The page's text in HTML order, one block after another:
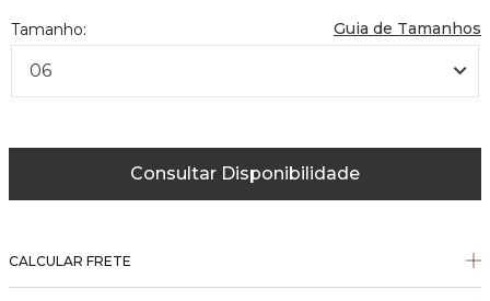
Guia de Tamanhos
06
Consultar Disponibilidade
CALCULAR FRETE